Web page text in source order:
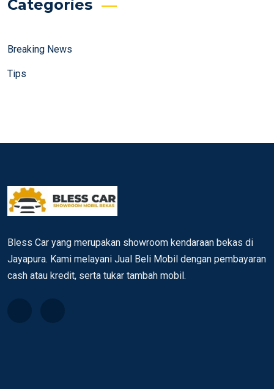
Categories
Breaking News
Tips
Bless Car yang merupakan showroom kendaraan bekas di
Jayapura. Kami melayani Jual Beli Mobil dengan pembayaran
cash atau kredit, serta tukar tambah mobil.